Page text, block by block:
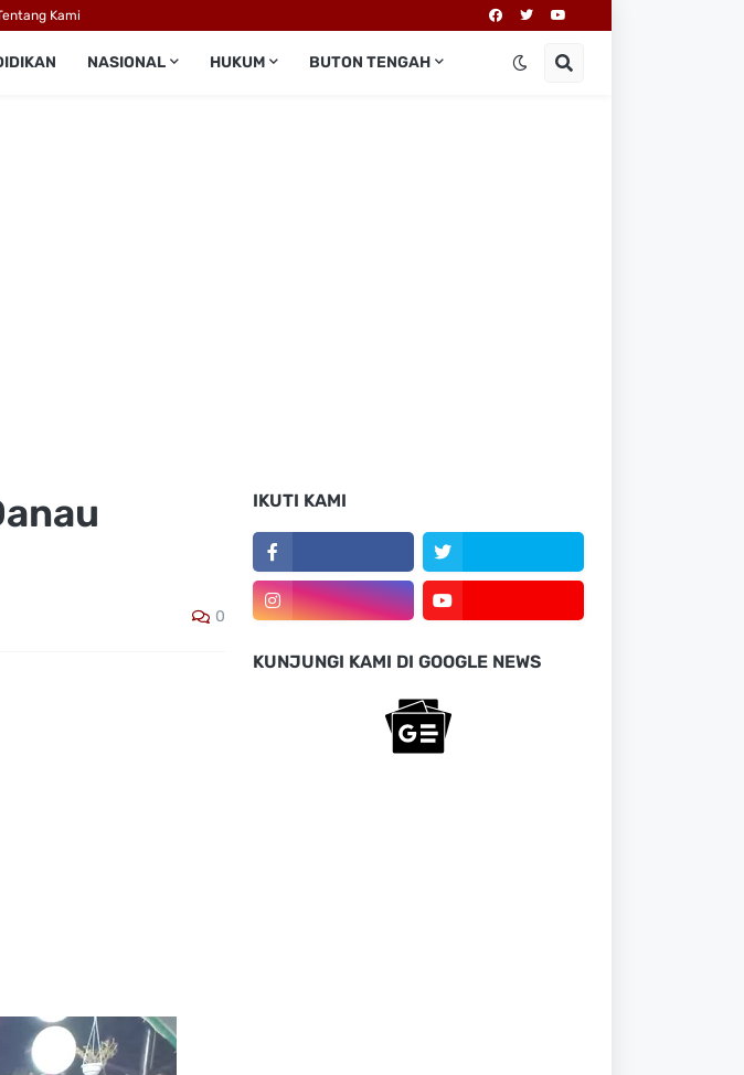
Kami
NASIONAL HUKUM BUTON TENGAH
0
IKUTI KAMI
KUNJUNGI KAMI DI GOOGLE NEWS